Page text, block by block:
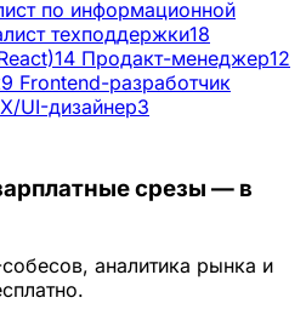
по информационной
техподдержки18
14 Продакт-менеджер12
9 Frontend-разработчик
UI-дизайнер3
срезы — в
аналитика рынка и